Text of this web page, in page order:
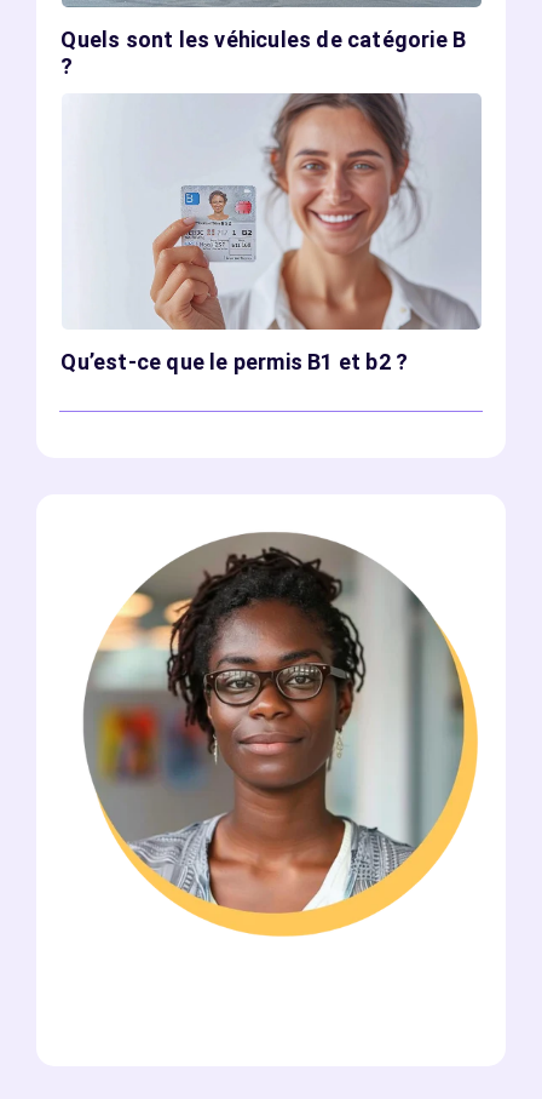
Quels sont les véhicules de catégorie B
?
Qu’est-ce que le permis B1 et b2 ?